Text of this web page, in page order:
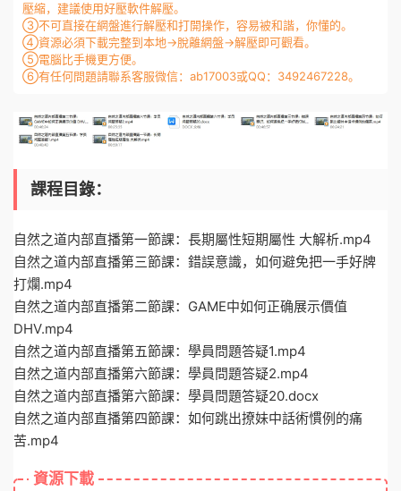
壓縮，建議使用好壓軟件解壓。
③不可直接在網盤進行解壓和打開操作，容易被和諧，你懂的。
④資源必須下載完整到本地→脫離網盤→解壓即可觀看。
⑤電腦比手機更方便。
⑥有任何問題請聯系客服微信：ab17003或QQ：3492467228。
課程目錄：
自然之道内部直播第一節課：長期屬性短期屬性 大解析.mp4
自然之道内部直播第三節課：錯誤意識，如何避免把一手好牌
打爛.mp4
自然之道内部直播第二節課：GAME中如何正确展示價值
DHV.mp4
自然之道内部直播第五節課：學員問題答疑1.mp4
自然之道内部直播第六節課：學員問題答疑2.mp4
自然之道内部直播第六節課：學員問題答疑20.docx
自然之道内部直播第四節課：如何跳出撩妹中話術慣例的痛
苦.mp4
資源下載